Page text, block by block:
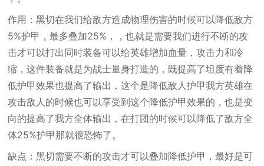
作用：黑切在我们给敌方造成物理伤害的时候可以降低敌方
5%护甲，最多叠加25%，，也就是需要我们进行不断的攻
击才可以打出同时装备可以给英雄增加血量，攻击力和冷
缩，这件装备就是为战士量身打造的，既提高了坦度有着降
低护甲效果也提高了输出，这个是降低敌人护甲我方英雄在
攻击敌人的时候也可以享受到这个降低护甲效果的，也是变
向的提高了我方全体输出，在打团的时候可以降低了敌方全
体25%护甲那就很恐怖了。
缺点：黑切需要不断的攻击才可以叠加降低护甲，最好是可